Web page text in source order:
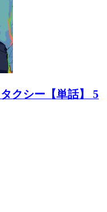
クシー【単話】 5